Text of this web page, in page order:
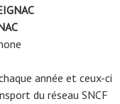
année et ceux-ci
du réseau SNCF